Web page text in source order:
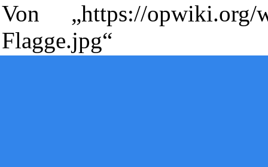
Von „https://opwiki.org/
Flagge.jpg“